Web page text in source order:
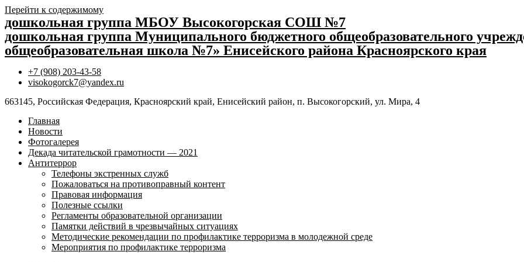
Перейти к содержимому
дошкольная группа МБОУ Высокогорская СОШ №7
дошкольная группа Муниципального бюджетного общеобразовательного
общеобразовательная школа №7» Енисейского района Красноярского края
+7 (908) 203-43-58
visokogorck7@yandex.ru
663145, Российская Федерация, Красноярский край, Енисейский район, п. Высокогорский, ул. Мира, 4
Главная
Новости
Фотогалерея
Декада читательской грамотности — 2021
Антитеррор
Телефоны экстренных служб
Пожаловаться на противоправный контент
Правовая информация
Полезные ссылки
Регламенты образовательной организации
Памятки действий в чрезвычайных ситуациях
Методические рекомендации по профилактике терроризма в молодежной среде
Мероприятия по профилактике терроризма